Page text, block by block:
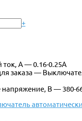
+
А — 0.16-0.25А
заказа —
В — 380-